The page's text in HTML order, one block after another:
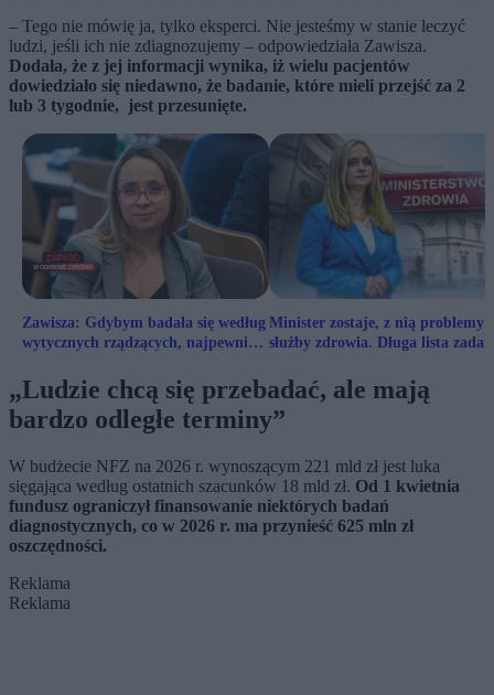
– Tego nie mówię ja, tylko eksperci. Nie jesteśmy w stanie leczyć
ludzi, jeśli ich nie zdiagnozujemy – odpowiedziała Zawisza.
Dodała, że z jej informacji wynika, iż wielu pacjentów
dowiedziało się niedawno, że badanie, które mieli przejść za 2
lub 3 tygodnie, jest przesunięte.
Zawisza: Gdybym badała się według
wytycznych rządzących, najpewniej
Minister zostaje, z nią problemy
służby zdrowia. Długa lista zadań
„Ludzie chcą się przebadać, ale mają
bardzo odległe terminy”
W budżecie NFZ na 2026 r. wynoszącym 221 mld zł jest luka
sięgająca według ostatnich szacunków 18 mld zł. Od 1 kwietnia
fundusz ograniczył finansowanie niektórych badań
diagnostycznych, co w 2026 r. ma przynieść 625 mln zł
oszczędności.
Reklama
Reklama